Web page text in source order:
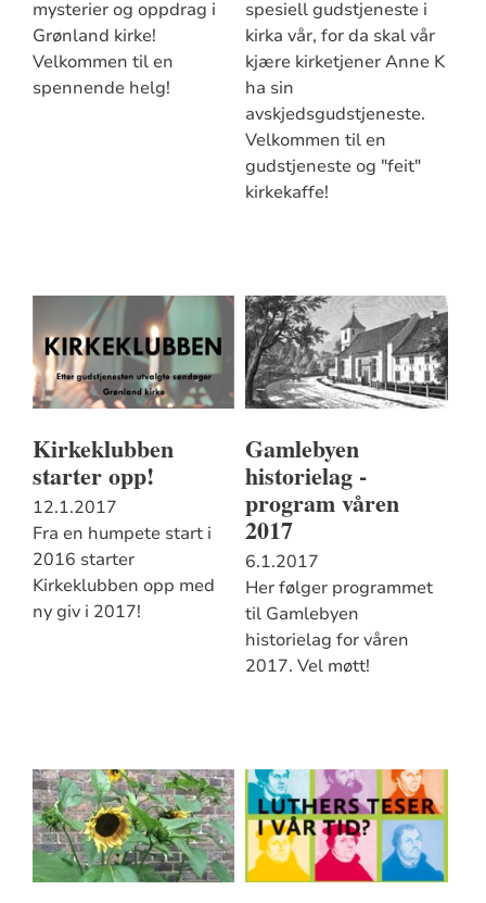
mysterier og oppdrag i
Grønland kirke!
Velkommen til en
spennende helg!
spesiell gudstjeneste i
kirka vår, for da skal vår
kjære kirketjener Anne K
ha sin
avskjedsgudstjeneste.
Velkommen til en
gudstjeneste og "feit"
kirkekaffe!
Kirkeklubben
starter opp!
12.1.2017
Fra en humpete start i
2016 starter
Kirkeklubben opp med
ny giv i 2017!
Gamlebyen
historielag -
program våren
2017
6.1.2017
Her følger programmet
til Gamlebyen
historielag for våren
2017. Vel møtt!